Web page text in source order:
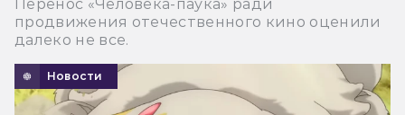
Перенос «Человека-паука» ради
продвижения отечественного кино оценили
далеко не все.
Новости